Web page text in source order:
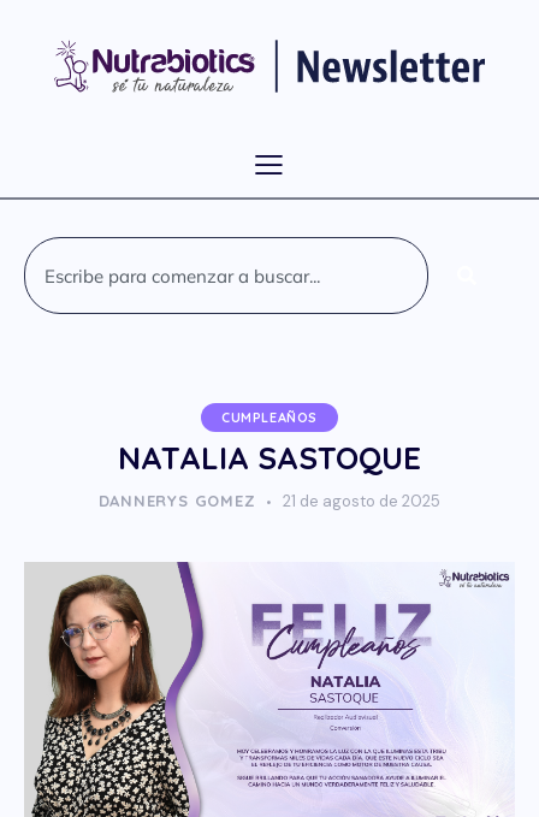
CUMPLEAÑOS
NATALIA SASTOQUE
DANNERYS GOMEZ 21 de agosto de 2025